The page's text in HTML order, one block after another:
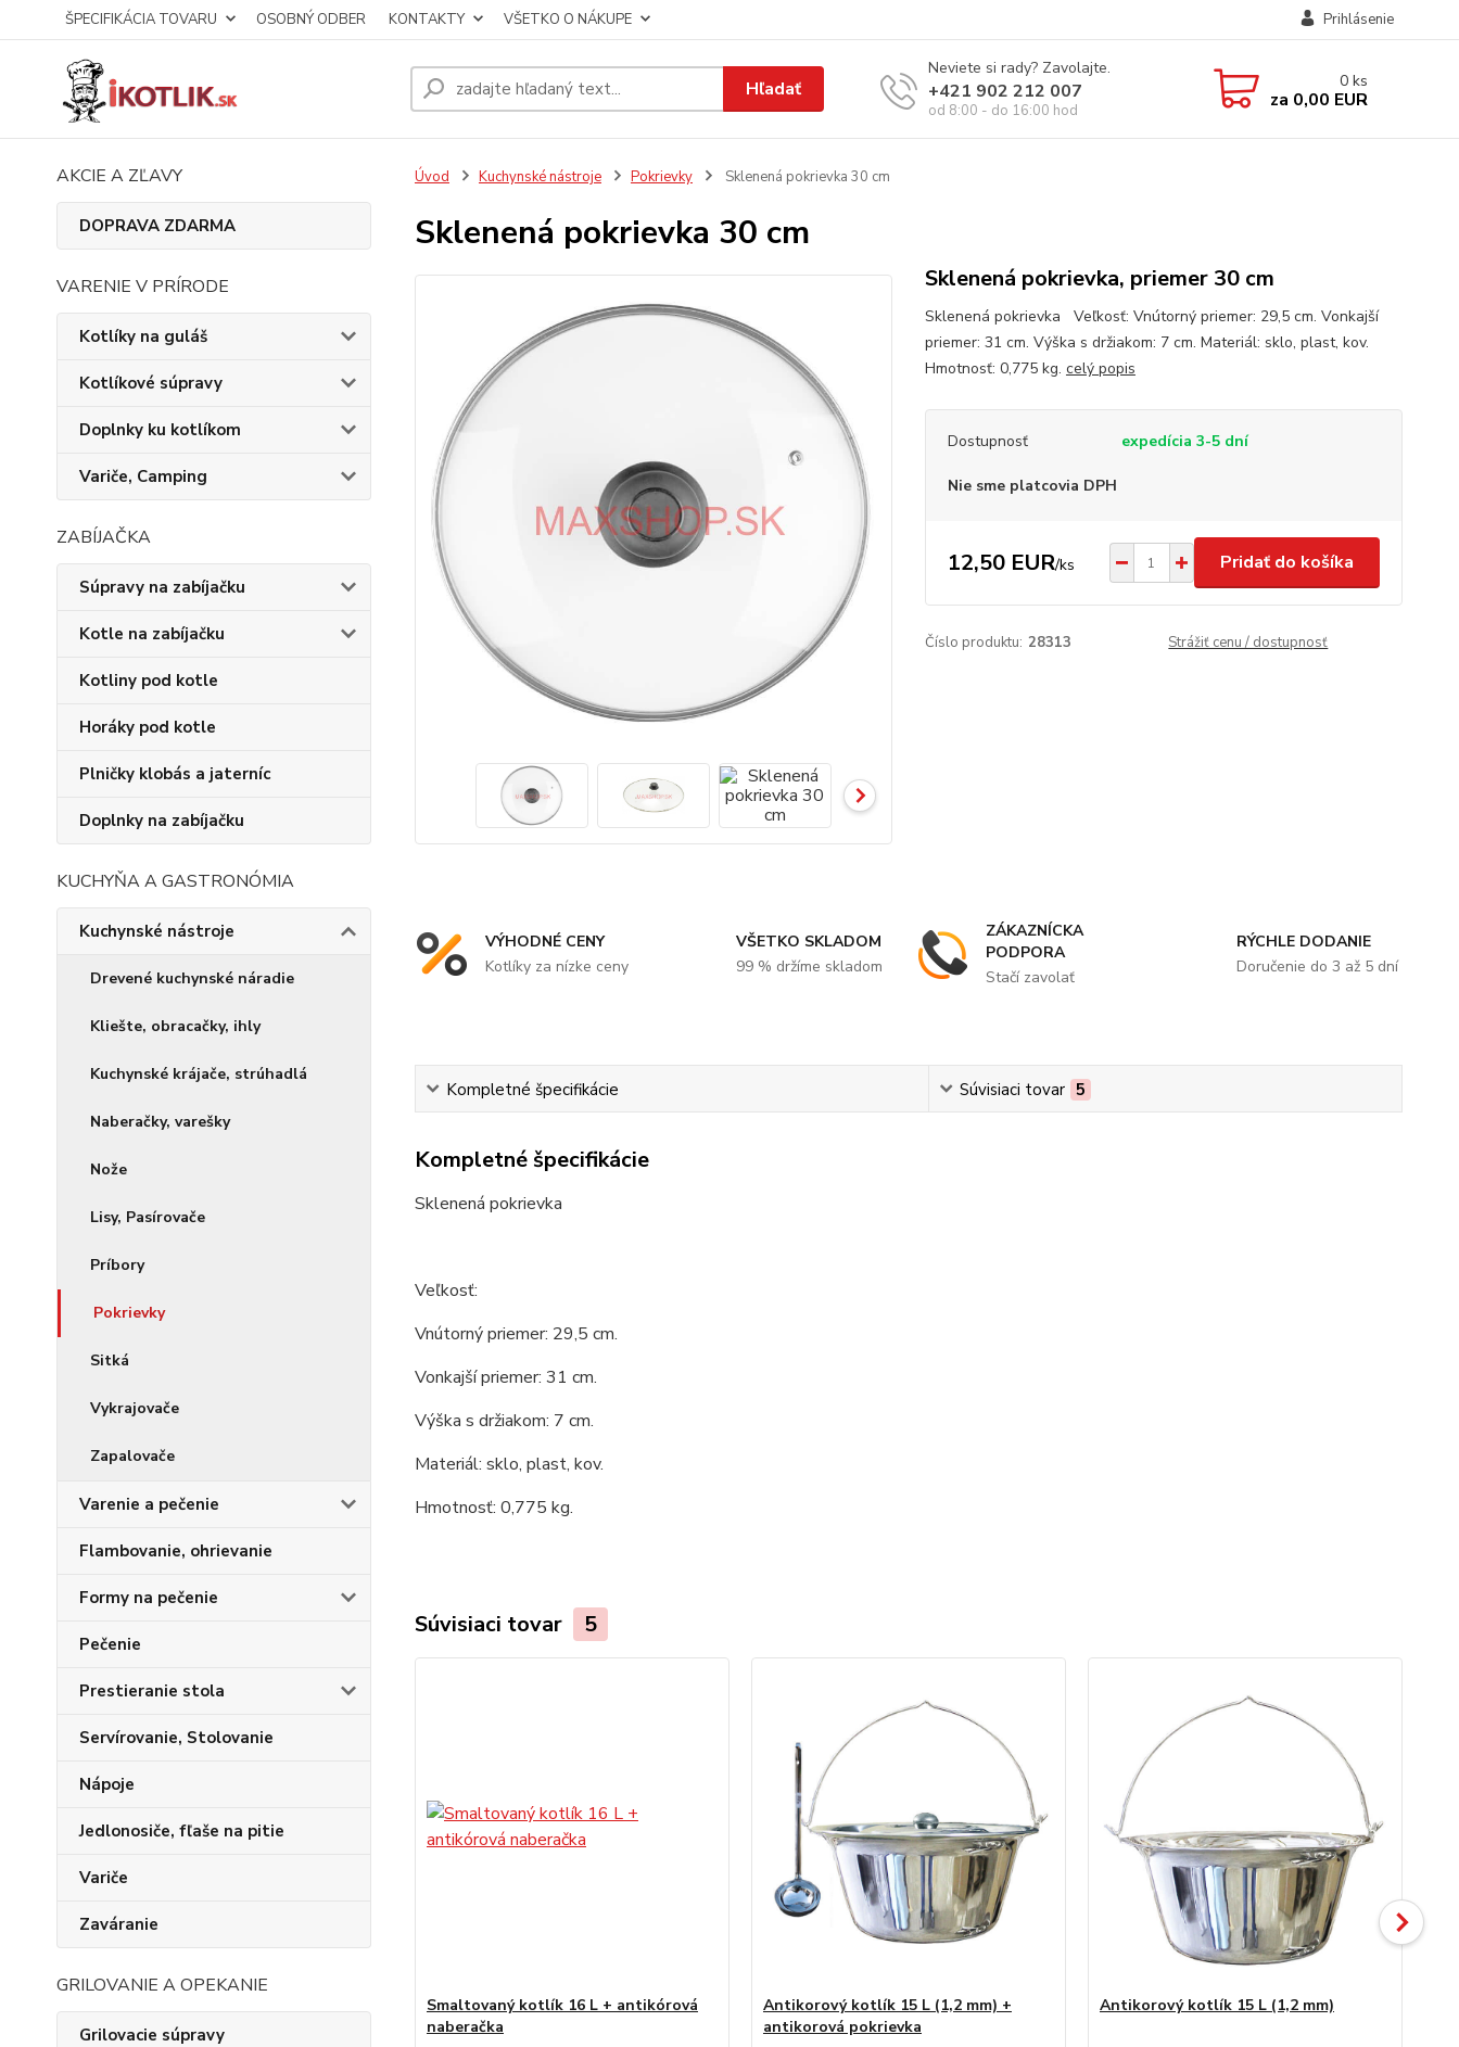
ŠPECIFIKÁCIA TOVARU OSOBNÝ ODBER KONTAKTY VŠETKO O NÁKUPE Prihlásenie
Hľadať
Neviete si rady? Zavolajte.
+421 902 212 007
od 8:00 - do 16:00 hod
0 ks
za 0,00 EUR
AKCIE A ZĽAVY
DOPRAVA ZDARMA
VARENIE V PRÍRODE
Kotlíky na guláš
Kotlíkové súpravy
Doplnky ku kotlíkom
Variče, Camping
ZABÍJAČKA
Súpravy na zabíjačku
Kotle na zabíjačku
Kotliny pod kotle
Horáky pod kotle
Plničky klobás a jaterníc
Doplnky na zabíjačku
KUCHYŇA A GASTRONÓMIA
Kuchynské nástroje
Drevené kuchynské náradie
Kliešte, obracačky, ihly
Kuchynské krájače, strúhadlá
Naberačky, varešky
Nože
Lisy, Pasírovače
Príbory
Pokrievky
Sitká
Vykrajovače
Zapalovače
Varenie a pečenie
Flambovanie, ohrievanie
Formy na pečenie
Pečenie
Prestieranie stola
Servírovanie, Stolovanie
Nápoje
Jedlonosiče, fľaše na pitie
Variče
Zaváranie
GRILOVANIE A OPEKANIE
Grilovacie súpravy
Úvod Kuchynské nástroje Pokrievky Sklenená pokrievka 30 cm
Sklenená pokrievka 30 cm
Sklenená pokrievka, priemer 30 cm
Sklenená pokrievka Veľkosť: Vnútorný priemer: 29,5 cm. Vonkajší
priemer: 31 cm. Výška s držiakom: 7 cm. Materiál: sklo, plast, kov.
Hmotnosť: 0,775 kg. celý popis
Dostupnosť expedícia 3-5 dní
Nie sme platcovia DPH
12,50 EUR/ks Pridať do košíka
Číslo produktu: 28313 Strážiť cenu / dostupnosť
VÝHODNÉ CENY
Kotlíky za nízke ceny
VŠETKO SKLADOM
99 % držíme skladom
ZÁKAZNÍCKA
PODPORA
Stačí zavolať
RÝCHLE DODANIE
Doručenie do 3 až 5 dní
Kompletné špecifikácie Súvisiaci tovar 5
Kompletné špecifikácie
Sklenená pokrievka
Veľkosť:
Vnútorný priemer: 29,5 cm.
Vonkajší priemer: 31 cm.
Výška s držiakom: 7 cm.
Materiál: sklo, plast, kov.
Hmotnosť: 0,775 kg.
Súvisiaci tovar 5
Smaltovaný kotlík 16 L + antikórová
naberačka
Antikorový kotlík 15 L (1,2 mm) +
antikorová pokrievka
Antikorový kotlík 15 L (1,2 mm)